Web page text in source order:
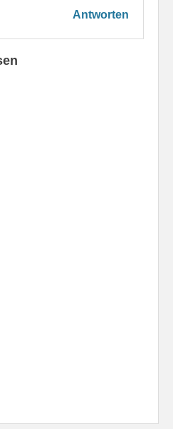
Antworten